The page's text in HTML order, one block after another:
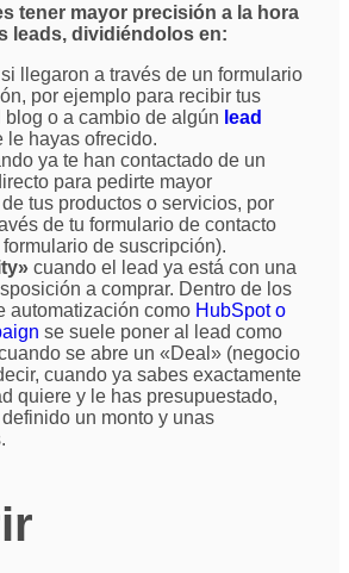
tener mayor precisión a la hora
leads, dividiéndolos en:
llegaron a través de un formulario
por ejemplo para recibir tus
o a cambio de algún lead
le hayas ofrecido.
ya te han contactado de un
para pedirte mayor
tus productos o servicios, por
de tu formulario de contacto
de suscripción).
cuando el lead ya está con una
a comprar. Dentro de los
automatización comoHubSpot o
se suele poner al lead como
se abre un «Deal» (negocio
cuando ya sabes exactamente
quiere y le has presupuestado,
un monto y unas